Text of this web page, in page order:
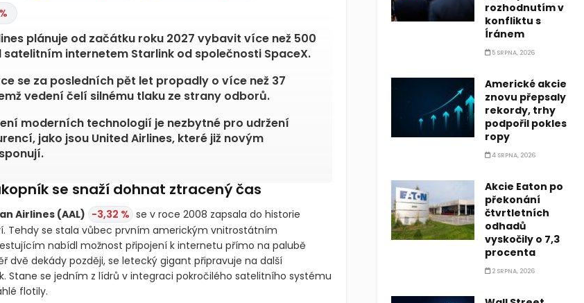
plánuje od začátku roku 2027 vybavit více než 500
internetem Starlink od společnosti SpaceX.
se za posledních pět let propadly o více než 37
vedení čelí silnému tlaku ze strany odborů.
moderních technologií je nezbytné pro udržení
jako jsou United Airlines, které již novým
se snaží dohnat ztracený čas
Airlines(AAL) -3,32 % se v roce 2008 zapsala do historie
Tehdy se stala vůbec prvním americkým vnitrostátním
nabídl možnost připojení k internetu přímo na palubě
dvě dekády později, se letecký gigant připravuje na další
Stane se jedním z lídrů v integraci pokročilého satelitního systému
flotily.
rozhodnutím v
konfliktu s
Íránem
5 SRPNA, 2026
Americké akcie
znovu přepsaly
rekordy, trhy
podpořil pokles
ropy
4 SRPNA, 2026
Akcie Eaton po
překonání
čtvrtletních
odhadů
vyskočily o 7,3
procenta
2 SRPNA, 2026